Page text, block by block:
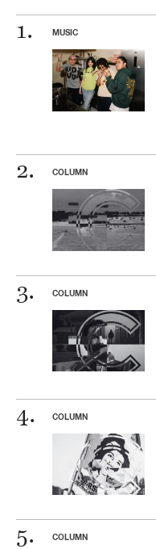
MUSIC
COLUMN
COLUMN
COLUMN
COLUMN